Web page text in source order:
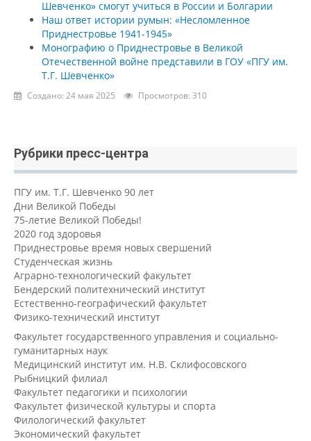
Шевченко» смогут учиться в России и Болгарии
Наш ответ истории румын: «Несломленное
Приднестровье 1941-1945»
Монографию о Приднестровье в Великой
Отечественной войне представили в ГОУ «ПГУ им.
Т.Г. Шевченко»
Создано: 24 мая 2025 Просмотров: 310
Рубрики пресс-центра
ПГУ им. Т.Г. Шевченко 90 лет
Дни Великой Победы
75-летие Великой Победы!
2020 год здоровья
Приднестровье время новых свершений
Студенческая жизнь
Аграрно-технологический факультет
Бендерский политехнический институт
Естественно-географический факультет
Физико-технический институт
Факультет государственного управления и социально-
гуманитарных наук
Медицинский институт им. Н.В. Склифосовского
Рыбницкий филиал
Факультет педагогики и психологии
Факультет физической культуры и спорта
Филологический факультет
Экономический факультет